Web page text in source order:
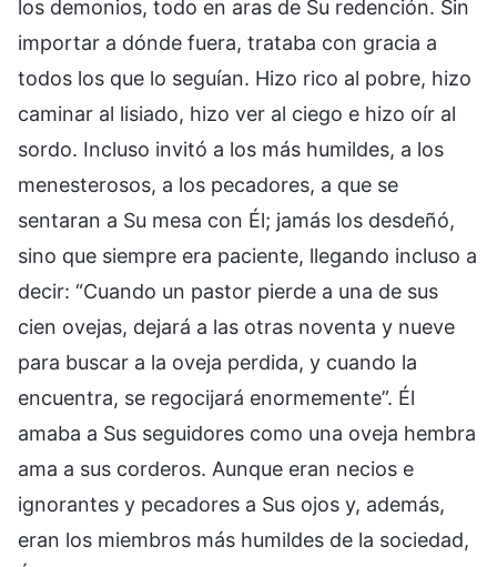
los demonios, todo en aras de Su redención. Sin
importar a dónde fuera, trataba con gracia a
todos los que lo seguían. Hizo rico al pobre, hizo
caminar al lisiado, hizo ver al ciego e hizo oír al
sordo. Incluso invitó a los más humildes, a los
menesterosos, a los pecadores, a que se
sentaran a Su mesa con Él; jamás los desdeñó,
sino que siempre era paciente, llegando incluso a
decir: “Cuando un pastor pierde a una de sus
cien ovejas, dejará a las otras noventa y nueve
para buscar a la oveja perdida, y cuando la
encuentra, se regocijará enormemente”. Él
amaba a Sus seguidores como una oveja hembra
ama a sus corderos. Aunque eran necios e
ignorantes y pecadores a Sus ojos y, además,
eran los miembros más humildes de la sociedad,